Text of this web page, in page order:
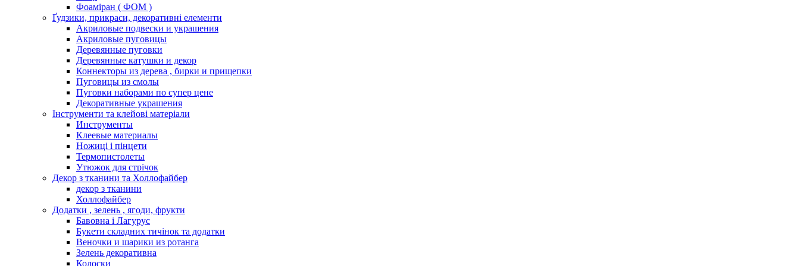
Фоаміран ( ФОМ )
Ґудзики, прикраси, декоративні елементи
Акриловые подвески и украшения
Акриловые пуговицы
Деревянные пуговки
Деревянные катушки и декор
Коннекторы из дерева , бирки и прищепки
Пуговицы из смолы
Пуговки наборами по супер цене
Декоративные украшения
Інструменти та клейові матеріали
Инструменты
Клеевые материалы
Ножиці і пінцети
Термопистолеты
Утюжок для стрічок
Декор з тканини та Холлофайбер
декор з тканини
Холлофайбер
Додатки , зелень , ягоди, фрукти
Бавовна і Лагурус
Букети складних тичінок та додатки
Веночки и шарики из ротанга
Зелень декоративна
Колоски